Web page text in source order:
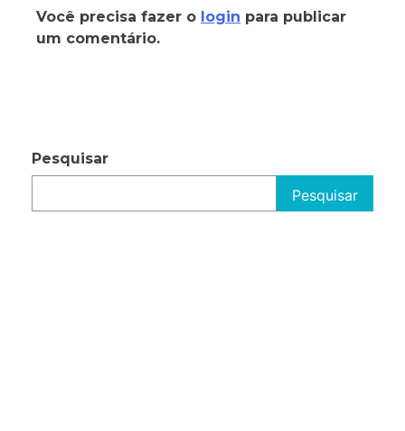
Você precisa fazer o login para publicar
um comentário.
Pesquisar
Pesquisar